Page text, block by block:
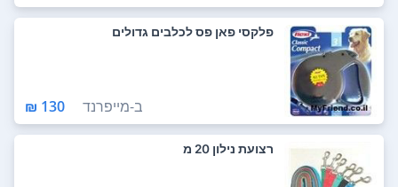
פלקסי פאן פס לכלבים גדולים
ב-מייפרנד 130 ₪
רצועת נילון 20 מ